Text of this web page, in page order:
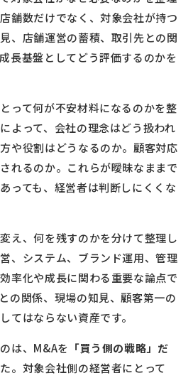
舗数だけでなく、対象会社が持つ
、店舗運営の蓄積、取引先との関
長基盤としてどう評価するのかを
って何が不安材料になるのかを整
よって、会社の理念はどう扱われ
や役割はどうなるのか。顧客対応
れるのか。これらが曖昧なままで
っても、経営者は判断しにくくな
え、何を残すのかを分けて整理し
、システム、ブランド運用、管理
率化や成長に関わる重要な論点で
の関係、現場の知見、顧客第一の
てはならない資産です。
は、M&Aを 「買う側の戦略」だ
。対象会社側の経営者にとって